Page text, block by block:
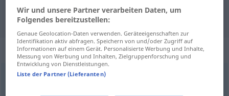
"Zutun" Türkisch Übersetzung
„Zutun“: Neutrum, sächlich
Zutunn
Wir und unsere Partner verarbeiten Daten, um
Folgendes bereitzustellen:
Genaue Geolocation-Daten verwenden. Geräteeigenschaften zur
Identifikation aktiv abfragen. Speichern von und/oder Zugriff auf
Informationen auf einem Gerät. Personalisierte Werbung und Inhalte,
Messung von Werbung und Inhalten, Zielgruppenforschung und
Entwicklung von Dienstleistungen.
Liste der Partner (Lieferanten)